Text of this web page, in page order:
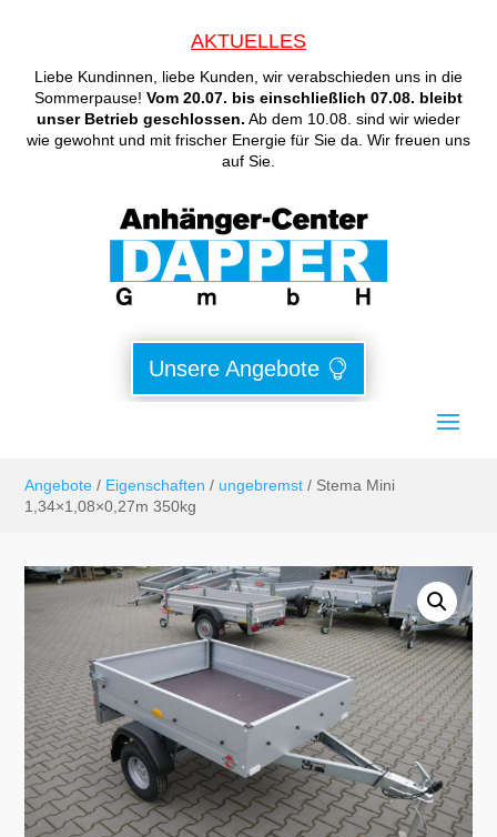
AKTUELLES
Liebe Kundinnen, liebe Kunden, wir verabschieden uns in die
Sommerpause! Vom 20.07. bis einschließlich 07.08. bleibt
unser Betrieb geschlossen. Ab dem 10.08. sind wir wieder
wie gewohnt und mit frischer Energie für Sie da. Wir freuen uns
auf Sie.
Unsere Angebote
Angebote / Eigenschaften / ungebremst / Stema Mini
1,34×1,08×0,27m 350kg